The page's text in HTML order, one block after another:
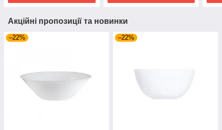
Акційні пропозиції та новинки
–22% –22%